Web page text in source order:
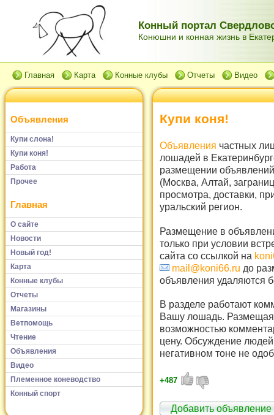
Конный портал
Конюшни и конная жизнь в
Главная Карта Конные клубы Отчеты Видео
Объявления
Купи слона!
Купи коня!
Работа
Прочее
Главная
О сайте
Новости
Новый год!
Карта
Конные клубы
Отчеты
Магазины
Ветпомощь
Чтение
Объявления
Видео
Племенное коневодство
Конный спорт
Купи коня!
Объявления частных
лошадей в
размещении
(Москва, Алтай,
просмотра, доставки,
уральский регион.
Размещение в
только при условии
сайта со ссылкой на
mail@koni66.ru до
объявления удаляются
В разделе работают
Вашу лошадь. Размещая
возможностью
цену. Обсуждение
негативном тоне не
+487
Добавить объявление